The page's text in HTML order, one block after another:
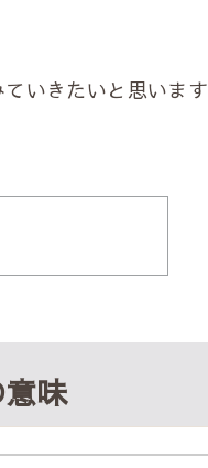
いきたいと思います
味